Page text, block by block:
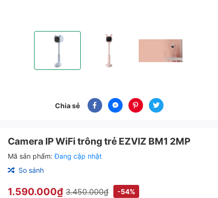
Camera IP WiFi trông trẻ EZVIZ BM1 2MP
Camera IP WiFi trông trẻ EZVIZ BM1 2MP
Chia sẻ
Camera IP WiFi trông trẻ EZVIZ BM1 2MP
Mã sản phẩm:Đang cập nhật
So sánh
1.590.000₫ 3.450.000₫
-54%